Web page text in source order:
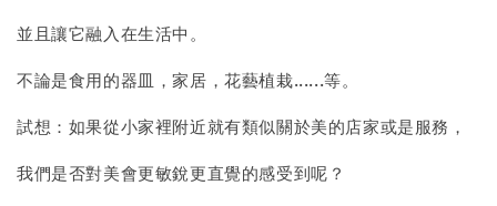
並且讓它融入在生活中。
不論是食用的器皿，家居，花藝植栽......等。
試想：如果從小家裡附近就有類似關於美的店家或是服務，
我們是否對美會更敏銳更直覺的感受到呢？